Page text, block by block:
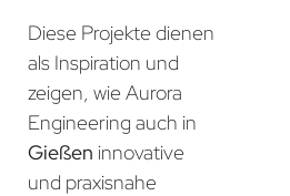
Diese Projekte dienen
als Inspiration und
zeigen, wie Aurora
Engineering auch in
Gießen innovative
und praxisnahe